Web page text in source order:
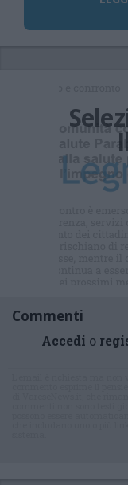
Commenti
Accedi o